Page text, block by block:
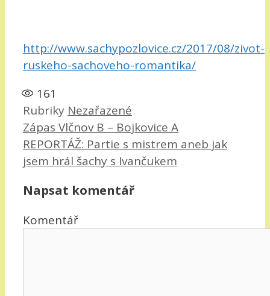
http://www.sachypozlovice.cz/2017/08/zivot-
ruskeho-sachoveho-romantika/
161
Rubriky Nezařazené
Zápas Vlčnov B – Bojkovice A
REPORTÁŽ: Partie s mistrem aneb jak
jsem hrál šachy s Ivančukem
Napsat komentář
Komentář